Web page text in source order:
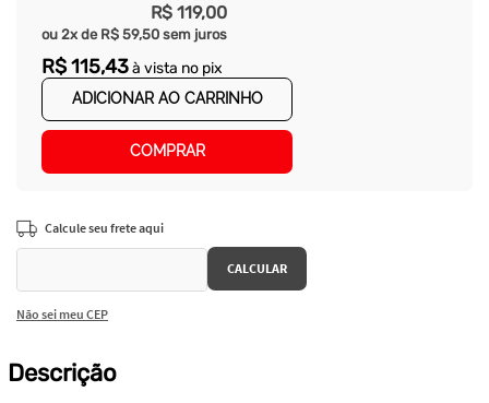
R$ 119,00
ou 2x de R$ 59,50 sem juros
R$115,43à vista no pix
ADICIONAR AO CARRINHO
COMPRAR
Não sei meu CEP
Descrição